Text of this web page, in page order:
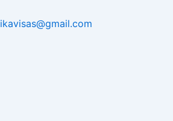
ikavisas@gmail.com